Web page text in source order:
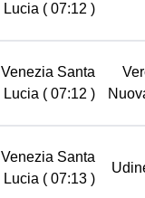
Lucia ( 07:12 )
Venezia Santa
Lucia ( 07:12 )
Venezia Santa
Lucia ( 07:13 )